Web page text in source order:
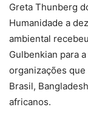
Greta Thunberg
Humanidade a
ambiental
Gulbenkian para
organizações que
Brasil,
africanos.